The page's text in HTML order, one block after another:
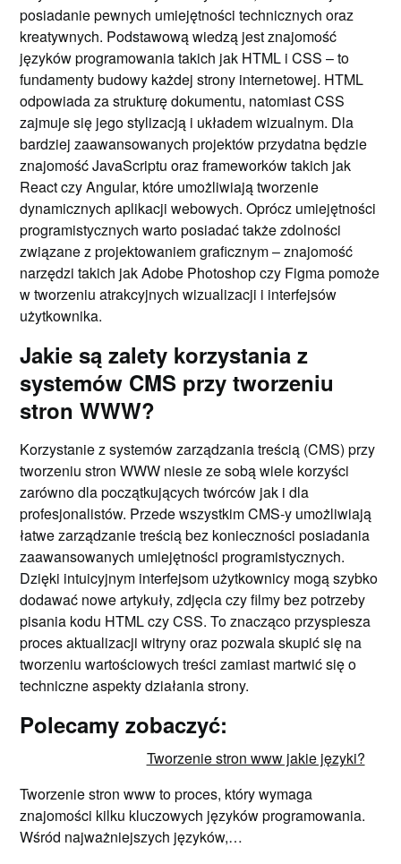
posiadanie pewnych umiejętności technicznych oraz
kreatywnych. Podstawową wiedzą jest znajomość
języków programowania takich jak HTML i CSS – to
fundamenty budowy każdej strony internetowej. HTML
odpowiada za strukturę dokumentu, natomiast CSS
zajmuje się jego stylizacją i układem wizualnym. Dla
bardziej zaawansowanych projektów przydatna będzie
znajomość JavaScriptu oraz frameworków takich jak
React czy Angular, które umożliwiają tworzenie
dynamicznych aplikacji webowych. Oprócz umiejętności
programistycznych warto posiadać także zdolności
związane z projektowaniem graficznym – znajomość
narzędzi takich jak Adobe Photoshop czy Figma pomoże
w tworzeniu atrakcyjnych wizualizacji i interfejsów
użytkownika.
Jakie są zalety korzystania z
systemów CMS przy tworzeniu
stron WWW?
Korzystanie z systemów zarządzania treścią (CMS) przy
tworzeniu stron WWW niesie ze sobą wiele korzyści
zarówno dla początkujących twórców jak i dla
profesjonalistów. Przede wszystkim CMS-y umożliwiają
łatwe zarządzanie treścią bez konieczności posiadania
zaawansowanych umiejętności programistycznych.
Dzięki intuicyjnym interfejsom użytkownicy mogą szybko
dodawać nowe artykuły, zdjęcia czy filmy bez potrzeby
pisania kodu HTML czy CSS. To znacząco przyspiesza
proces aktualizacji witryny oraz pozwala skupić się na
tworzeniu wartościowych treści zamiast martwić się o
techniczne aspekty działania strony.
Polecamy zobaczyć:
Tworzenie stron www jakie języki?
Tworzenie stron www to proces, który wymaga
znajomości kilku kluczowych języków programowania.
Wśród najważniejszych języków,…